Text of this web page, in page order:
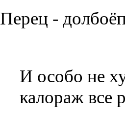
Перец -
И особо не
калораж все